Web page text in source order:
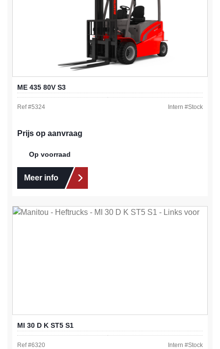
ME 435 80V S3
Ref #5324 Intern #Stock
Prijs op aanvraag
Op voorraad
Meer info
MI 30 D K ST5 S1
Ref #6320 Intern #Stock